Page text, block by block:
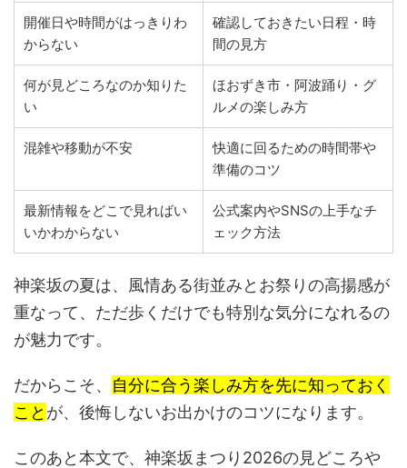
開催日や時間がはっきりわ
からない
確認しておきたい日程・時
間の見方
何が見どころなのか知りた
い
ほおずき市・阿波踊り・グ
ルメの楽しみ方
混雑や移動が不安
快適に回るための時間帯や
準備のコツ
最新情報をどこで見ればい
いかわからない
公式案内やSNSの上手なチ
ェック方法
神楽坂の夏は、風情ある街並みとお祭りの高揚感が
重なって、ただ歩くだけでも特別な気分になれるの
が魅力です。
だからこそ、 自分に合う楽しみ方を先に知っておく
こと が、後悔しないお出かけのコツになります。
このあと本文で、神楽坂まつり2026の見どころや